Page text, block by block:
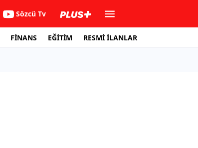
Sözcü Tv
FİNANS EĞİTİM RESMİ İLANLAR